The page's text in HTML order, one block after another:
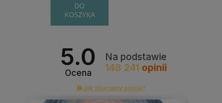
DO
KOSZYKA
5.0
Ocena
Na podstawie
148 241 opinii
Jak zbieramy opinie?